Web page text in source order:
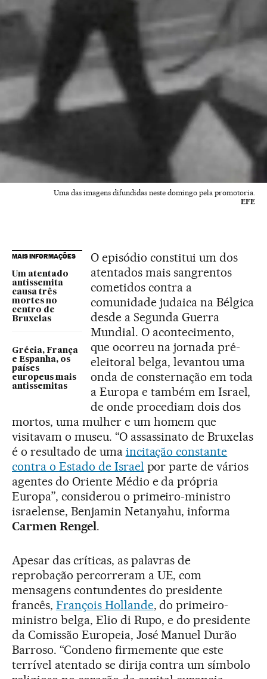
Uma das imagens difundidas neste domingo pela promotoria.
EFE
MAIS INFORMAÇÕES
Um atentado
antissemita
causa três
mortes no
centro de
Bruxelas
Grécia, França
e Espanha, os
países
europeus mais
antissemitas
O episódio constitui um dos
atentados mais sangrentos
cometidos contra a
comunidade judaica na Bélgica
desde a Segunda Guerra
Mundial. O acontecimento,
que ocorreu na jornada pré-
eleitoral belga, levantou uma
onda de consternação em toda
a Europa e também em Israel,
de onde procediam dois dos
mortos, uma mulher e um homem que
visitavam o museu. “O assassinato de Bruxelas
é o resultado de uma incitação constante
contra o Estado de Israel por parte de vários
agentes do Oriente Médio e da própria
Europa”, considerou o primeiro-ministro
israelense, Benjamin Netanyahu, informa
Carmen Rengel.
Apesar das críticas, as palavras de
reprobação percorreram a UE, com
mensagens contundentes do presidente
francês, François Hollande, do primeiro-
ministro belga, Elio di Rupo, e do presidente
da Comissão Europeia, José Manuel Durão
Barroso. “Condeno firmemente que este
terrível atentado se dirija contra um símbolo